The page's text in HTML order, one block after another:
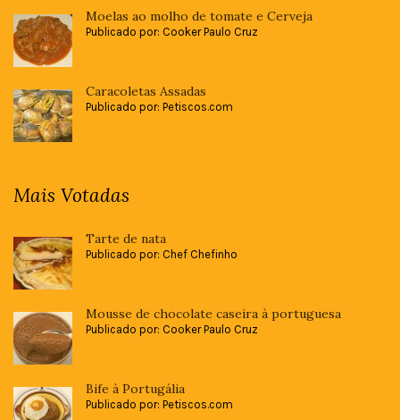
Moelas ao molho de tomate e Cerveja
Publicado por: Cooker Paulo Cruz
Caracoletas Assadas
Publicado por: Petiscos.com
Mais Votadas
Tarte de nata
Publicado por: Chef Chefinho
Mousse de chocolate caseira à portuguesa
Publicado por: Cooker Paulo Cruz
Bife à Portugália
Publicado por: Petiscos.com